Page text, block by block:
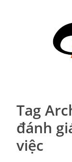
Tag
đánh
việc